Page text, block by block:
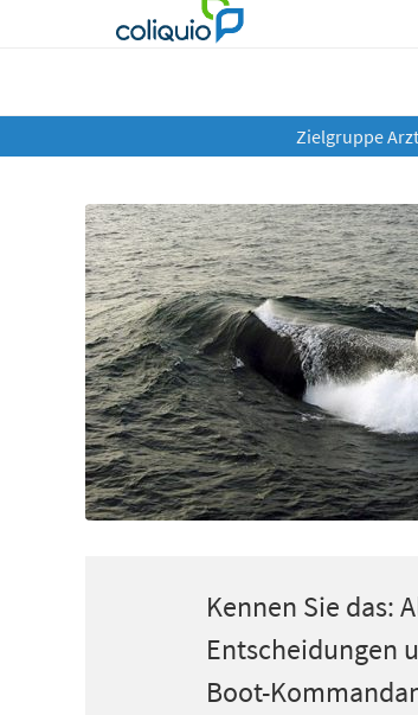
Zielgruppe Arzt
Kennen Sie das:
Entscheidungen
Boot-